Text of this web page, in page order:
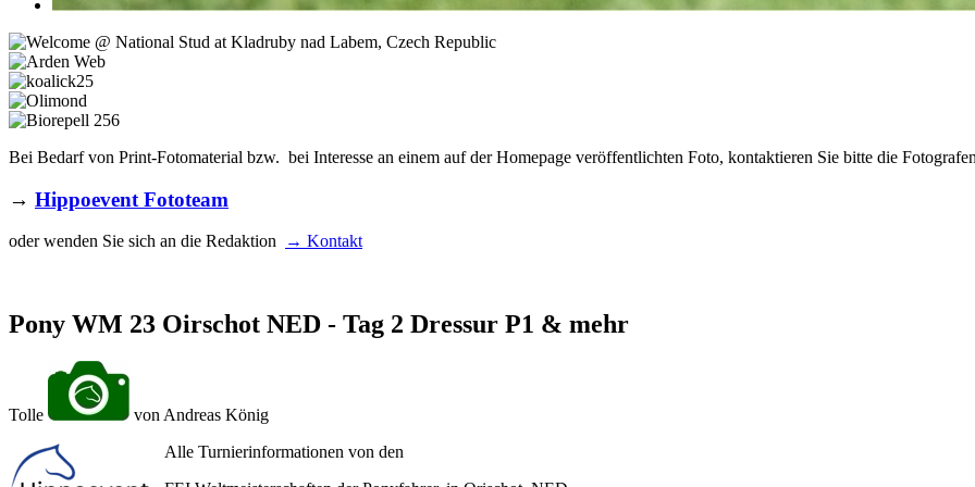
Bei Bedarf von Print-Fotomaterial bzw. bei Interesse an einem auf der Homepage veröffentlichten Foto, kontaktieren Sie bitte die
→ Hippoevent Fototeam
oder wenden Sie sich an die Redaktion → Kontakt
Pony WM 23 Oirschot NED - Tag 2 Dressur P1 & mehr
Tolle
von Andreas König
Alle Turnierinformationen von den